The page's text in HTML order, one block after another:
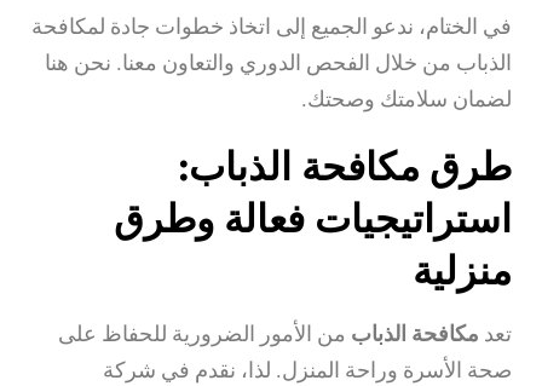
في الختام، ندعو الجميع إلى اتخاذ خطوات جادة لمكافحة
الذباب من خلال الفحص الدوري والتعاون معنا. نحن هنا
لضمان سلامتك وصحتك.
طرق مكافحة الذباب:
استراتيجيات فعالة وطرق
منزلية
تعد مكافحة الذباب من الأمور الضرورية للحفاظ على
صحة الأسرة وراحة المنزل. لذا، نقدم في شركة